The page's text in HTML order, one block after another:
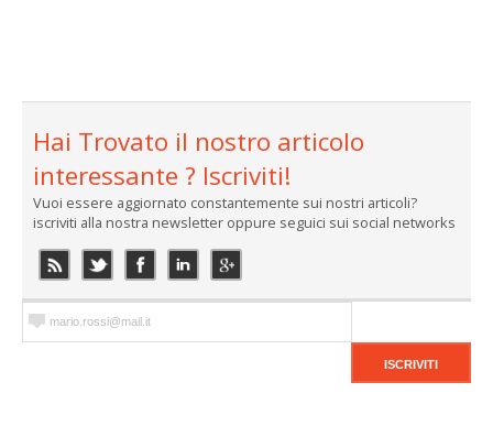
Hai Trovato il nostro articolo
interessante ? Iscriviti!
Vuoi essere aggiornato constantemente sui nostri articoli?
iscriviti alla nostra newsletter oppure seguici sui social networks